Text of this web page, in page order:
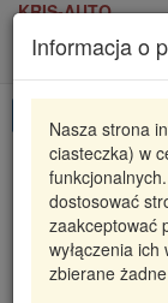
KRIS-AUTO
Informacja o
Nasza strona
ciasteczka) w
dostosować
zaakceptować
wyłączenia
zbierane
Karta
CCS-RE-
SKRAPLACZ
DCI,
514,01 zł